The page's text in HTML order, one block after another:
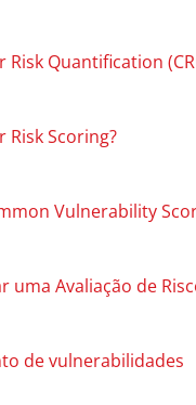
Risk Quantification
Risk Scoring?
Vulnerability
uma Avaliação de
de vulnerabilidades